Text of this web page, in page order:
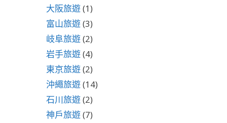
大阪旅遊(1)
富山旅遊(3)
岐阜旅遊(2)
岩手旅遊(4)
東京旅遊(2)
沖繩旅遊(14)
石川旅遊(2)
神戶旅遊(7)